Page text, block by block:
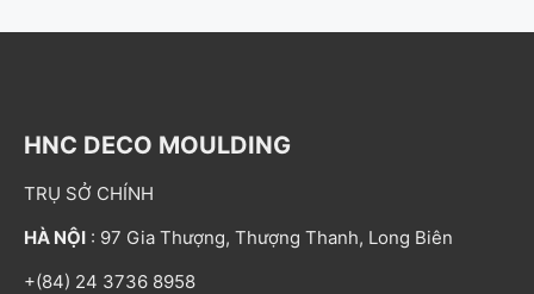
HNC DECO MOULDING
TRỤ SỞ CHÍNH
HÀ NỘI : 97 Gia Thượng, Thượng Thanh, Long Biên
+(84) 24 3736 8958